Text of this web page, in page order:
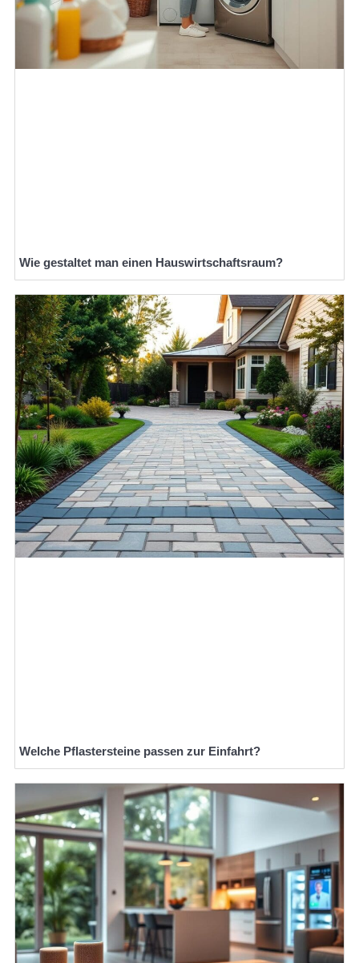
Wie gestaltet man einen Hauswirtschaftsraum?
Welche Pflastersteine passen zur Einfahrt?